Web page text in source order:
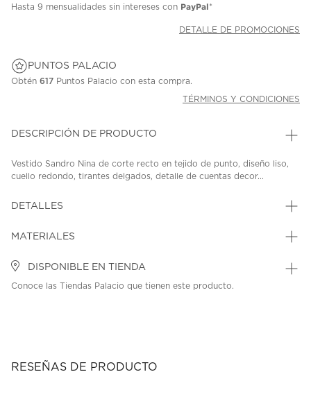
Hasta 9 mensualidades sin intereses con PayPal*
DETALLE DE PROMOCIONES
PUNTOS PALACIO
Obtén 617 Puntos Palacio con esta compra.
TÉRMINOS Y CONDICIONES
DESCRIPCIÓN DE PRODUCTO
Vestido Sandro Nina de corte recto en tejido de punto, diseño liso,
cuello redondo, tirantes delgados, detalle de cuentas decor...
DETALLES
MATERIALES
DISPONIBLE EN TIENDA
Conoce las Tiendas Palacio que tienen este producto.
RESEÑAS DE PRODUCTO